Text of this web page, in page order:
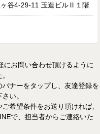
谷4-29-11 玉造ビルⅡ１階
にお問い合わせ頂けるように
ナーをタップし、友達登録を
い。
希望条件をお送り頂ければ、
で、担当者からご連絡いた